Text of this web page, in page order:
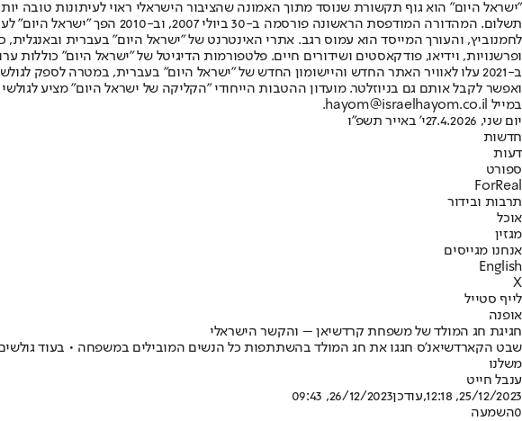
"ישראל היום" הוא גוף תקשורת שנוסד מתוך האמונה שהציבור הישראלי ראוי לעיתונות טובה
תשלום. המהדורה המודפסת
ופרשנויות, וידיאו, פודקאסטים ושידורים חיים. פלטפורמות הדיגיטל של "ישראל היום" כוללות
ב-2021 עלו לאוויר האתר החדש והיישומון החדש של "ישראל היום" בעברית, במטרה לספק
ואפשר לקבל אותם גם בניוזלטר. מועדון ההטבות הייחודי "הקליקה של ישראל היום" מציע
במייל hayom@israelhayom.co.il.
יום שני, 27.4.2026
י' באייר תשפ"ו
חדשות
דעות
ספורט
ForReal
תרבות ובידור
אוכל
מגזין
אנחנו מגייסים
English
X
לייף סטייל
אופנה
חגיגת חג המולד של משפחת קרדשיאן – והקשר הישראלי
שבט הקארדשיאנ'ס חגגו את חג המולד בהשתתפות כל הנשים המובילים במשפחה • בעוד
משלנו
ענבל חייט
25/12/2023, 12:18
,עודכן26/12/2023, 09:43
0השמעה